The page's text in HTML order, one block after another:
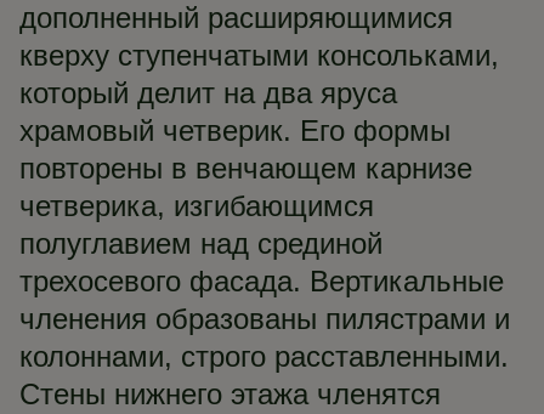
дополненный расширяющимися
кверху ступенчатыми консольками,
который делит на два яруса
храмовый четверик. Его формы
повторены в венчающем карнизе
четверика, изгибающимся
полуглавием над срединой
трехосевого фасада. Вертикальные
членения образованы пилястрами и
колоннами, строго расставленными.
Стены нижнего этажа членятся